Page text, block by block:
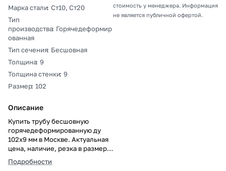
Марка стали: Ст10, Ст20
Тип
производства: Горячедеформир
ованная
Тип сечения: Бесшовная
Толщина: 9
Толщина стенки: 9
Размер: 102
Описание
Купить трубу бесшовную
горячедеформированную ду
102х9 мм в Москве. Актуальная
цена, наличие, резка в размер,
погрузка, доставка, расчет веса
и документы.
Подробности
стоимость у менеджера. Информация
не является публичной офертой.